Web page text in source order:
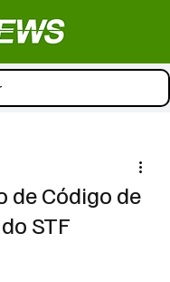
de Código de
STF